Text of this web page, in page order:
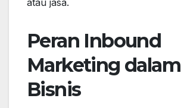
atau jasa.
Peran Inbound
Marketing dalam
Bisnis